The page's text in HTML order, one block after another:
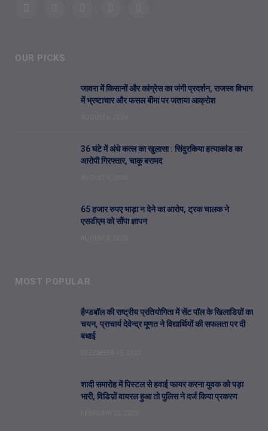
FacebookTwitterPinterestYouTubeWhatsApp
OUR PICKS
जावरा में किसानों और कांग्रेस का जंगी प्रदर्शन, राजस्व विभाग
में भ्रष्टाचार और फसल बीमा पर जताया आक्रोश
36 घंटे में अंधे कत्ल का खुलासा : सिंदुरकिया हत्याकांड का
आरोपी गिरफ्तार, चाकू बरामद
65 हजार रुपए भाड़ा न देने का आरोप, ट्रक चालक ने
एसडीएम को सौंपा ज्ञापन
MOST POPULAR
हैण्डबॉल की राष्ट्रीय प्रतियोगिता में सेंट पॉल के खिलाडिय़ों का
चयन, प्राचार्य देवेन्द्र मूणत ने विद्यार्थियों की सफलता पर दी
बधाई
शादी समारोह में पिस्टल से हवाई फायर करना युवक को पड़ा
भारी, विडिय़ों वायरल हुआ तो पुलिस ने दर्ज किया प्रकरण